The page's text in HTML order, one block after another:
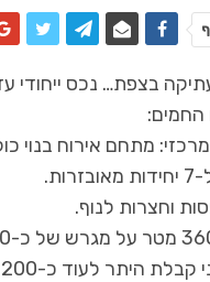
בצפת… נכס ייחודי
החמים:
מתחם אירוח בנוי
וחצרות לנוף.
לעוד כ-200 מטר בנוי ותוכנית לעוד 3 יחידות אירוח.